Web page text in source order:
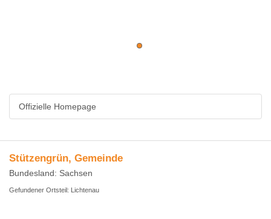
Offizielle Homepage
Stützengrün, Gemeinde
Bundesland: Sachsen
Gefundener Ortsteil: Lichtenau